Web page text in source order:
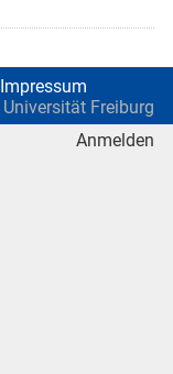
Impressum
Universität Freiburg
Anmelden